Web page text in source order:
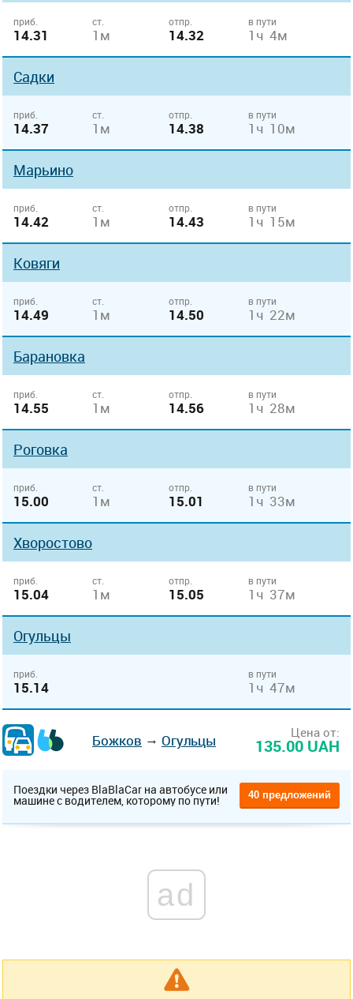
приб.
14.31
ст.
1м
отпр.
14.32
в пути
1ч 4м
Садки
приб.
14.37
ст.
1м
отпр.
14.38
в пути
1ч 10м
Марьино
приб.
14.42
ст.
1м
отпр.
14.43
в пути
1ч 15м
Ковяги
приб.
14.49
ст.
1м
отпр.
14.50
в пути
1ч 22м
Барановка
приб.
14.55
ст.
1м
отпр.
14.56
в пути
1ч 28м
Роговка
приб.
15.00
ст.
1м
отпр.
15.01
в пути
1ч 33м
Хворостово
приб.
15.04
ст.
1м
отпр.
15.05
в пути
1ч 37м
Огульцы
приб.
15.14
в пути
1ч 47м
Божков → Огульцы Цена от:
135.00 UAH
Поездки через BlaBlaCar на автобусе или
машине с водителем, которому по пути! 40 предложений
ad